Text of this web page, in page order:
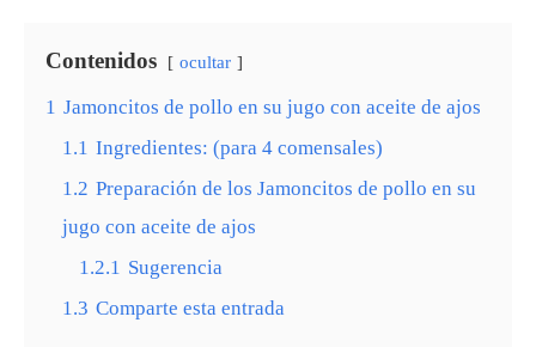
Contenidos ocultar
1 Jamoncitos de pollo en su jugo con aceite de ajos
1.1 Ingredientes: (para 4 comensales)
1.2 Preparación de los Jamoncitos de pollo en su
jugo con aceite de ajos
1.2.1 Sugerencia
1.3 Comparte esta entrada